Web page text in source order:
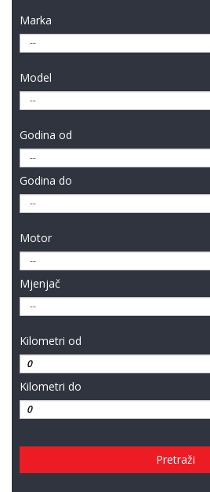
Marka
Model
Godina od
Godina do
Motor
Mjenjač
Kilometri od
Kilometri do
Pretraži